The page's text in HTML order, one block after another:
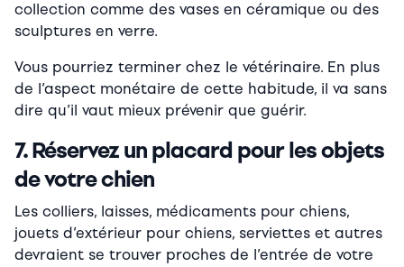
collection comme des vases en céramique ou des
sculptures en verre.
Vous pourriez terminer chez le vétérinaire. En plus
de l’aspect monétaire de cette habitude, il va sans
dire qu’il vaut mieux prévenir que guérir.
7. Réservez un placard pour les objets
de votre chien
Les colliers, laisses, médicaments pour chiens,
jouets d’extérieur pour chiens, serviettes et autres
devraient se trouver proches de l’entrée de votre